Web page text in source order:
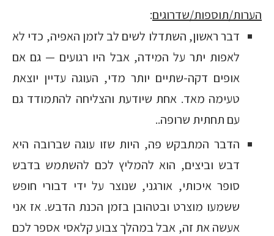
הערות/תוספות/שדרוגים:
דבר ראשון, השתדלו לשים לב לזמן האפיה, כדי לא
לאפות יתר על המידה, אבל היו רגועים — גם אם
אופים דקה-שתיים יותר מדי, העוגה עדיין יוצאת
טעימה מאד. אחת שיודעת והצליחה להתמודד גם
עם תחתית שרופה..
הדבר המתבקש פה, היות שזו עוגה שברובה היא
דבש וביצים, הוא להמליץ לכם להשתמש בדבש
סופר איכותי, אורגני, שנוצר על ידי דבורי חופש
ששמעו מוצרט ובטהובן בזמן הכנת הדבש. אז אני
אעשה את זה, אבל במהלך צבוע קלאסי אספר לכם